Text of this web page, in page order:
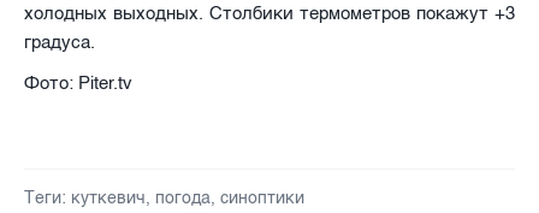
холодных выходных. Столбики термометров покажут +3
градуса.
Фото: Piter.tv
Теги: куткевич, погода, синоптики